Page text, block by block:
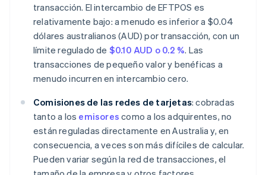
transacción. El intercambio de EFTPOS es
relativamente bajo: a menudo es inferior a $0.04
dólares australianos (AUD) por transacción, con un
límite regulado de $0.10 AUD o 0.2 %. Las
transacciones de pequeño valor y benéficas a
menudo incurren en intercambio cero.
Comisiones de las redes de tarjetas: cobradas
tanto a los emisores como a los adquirentes, no
están reguladas directamente en Australia y, en
consecuencia, a veces son más difíciles de calcular.
Pueden variar según la red de transacciones, el